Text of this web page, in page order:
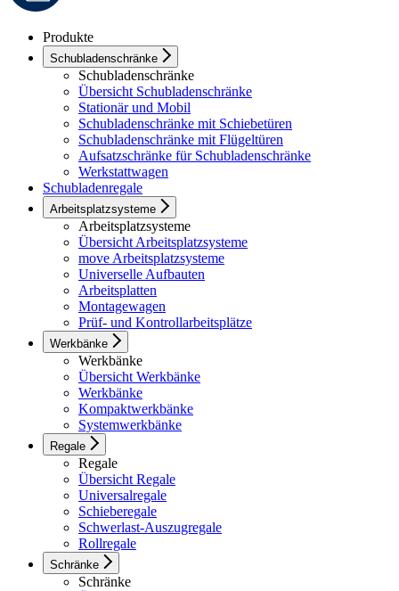
Produkte
Schubladenschränke
Schubladenschränke
Übersicht Schubladenschränke
Stationär und Mobil
Schubladenschränke mit Schiebetüren
Schubladenschränke mit Flügeltüren
Aufsatzschränke für Schubladenschränke
Werkstattwagen
Schubladenregale
Arbeitsplatzsysteme
Arbeitsplatzsysteme
Übersicht Arbeitsplatzsysteme
move Arbeitsplatzsysteme
Universelle Aufbauten
Arbeitsplatten
Montagewagen
Prüf- und Kontrollarbeitsplätze
Werkbänke
Werkbänke
Übersicht Werkbänke
Werkbänke
Kompaktwerkbänke
Systemwerkbänke
Regale
Regale
Übersicht Regale
Universalregale
Schieberegale
Schwerlast-Auszugregale
Rollregale
Schränke
Schränke